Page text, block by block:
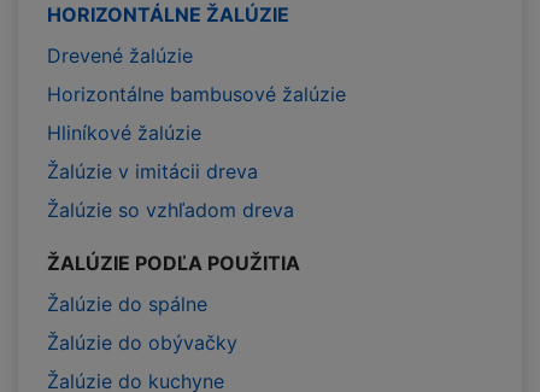
HORIZONTÁLNE ŽALÚZIE
Drevené žalúzie
Horizontálne bambusové žalúzie
Hliníkové žalúzie
Žalúzie v imitácii dreva
Žalúzie so vzhľadom dreva
ŽALÚZIE PODĽA POUŽITIA
Žalúzie do spálne
Žalúzie do obývačky
Žalúzie do kuchyne